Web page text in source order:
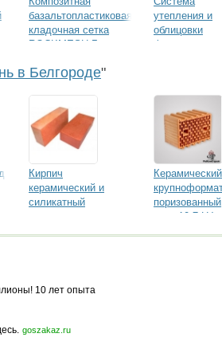
базальтопластиковая
кладочная сетка
ROCKMESH Гален
утепления и
облицовки
фасада
в Белгороде"
Кирпич
керамический и
силикатный
Керамический
блок 10,7 НФ
10 лет опыта
goszakaz.ru